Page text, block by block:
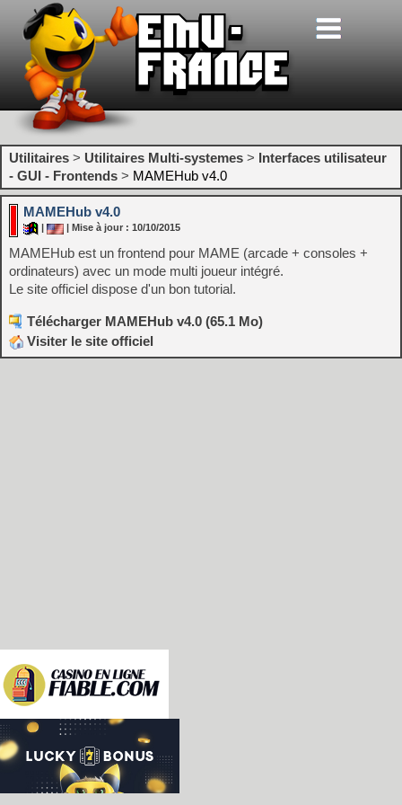
Utilitaires > Utilitaires Multi-systemes > Interfaces utilisateur
- GUI - Frontends > MAMEHub v4.0
MAMEHub v4.0
| Mise à jour : 10/10/2015
MAMEHub est un frontend pour MAME (arcade + consoles +
ordinateurs) avec un mode multi joueur intégré.
Le site officiel dispose d'un bon tutorial.
Télécharger MAMEHub v4.0 (65.1 Mo)
Visiter le site officiel